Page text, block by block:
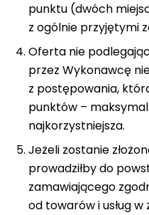
punktu (dwóch
z ogólnie przyjętymi
Oferta nie
przez Wykonawcę
z postępowania,
punktów –
najkorzystniejsza.
Jeżeli zostanie
prowadziłby do
zamawiającego
od towarów i usług